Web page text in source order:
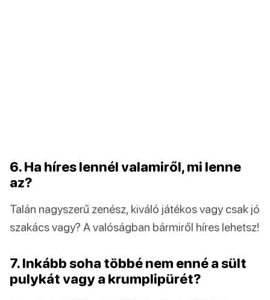
6. Ha híres lennél valamiről, mi lenne
az?
Talán nagyszerű zenész, kiváló játékos vagy csak jó
szakács vagy? A valóságban bármiről híres lehetsz!
7. Inkább soha többé nem enné a sült
pulykát vagy a krumplipürét?